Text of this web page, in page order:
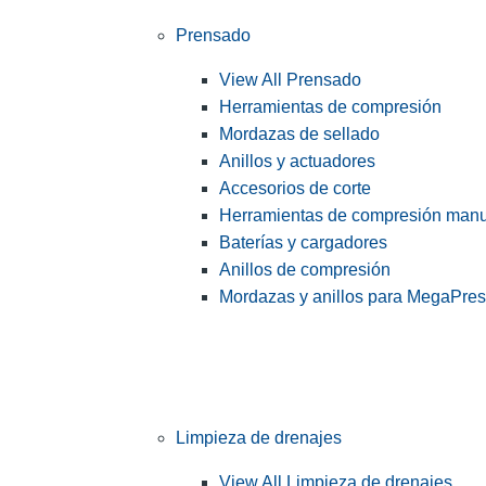
Prensado
View All Prensado
Herramientas de compresión
Mordazas de sellado
Anillos y actuadores
Accesorios de corte
Herramientas de compresión
Baterías y cargadores
Anillos de compresión
Mordazas y anillos para
Limpieza de drenajes
View All Limpieza de drenajes